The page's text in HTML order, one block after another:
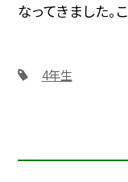
なってきました。
4年生